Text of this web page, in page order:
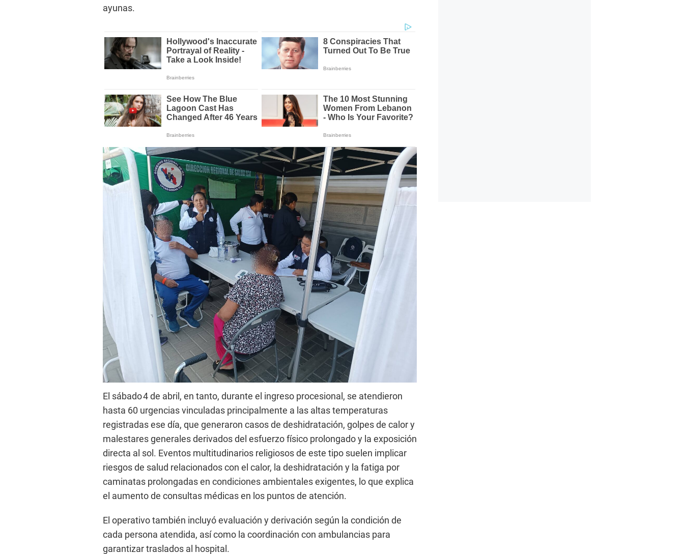
ayunas.
El sábado 4 de abril, en tanto, durante el ingreso procesional, se atendieron
hasta 60 urgencias vinculadas principalmente a las altas temperaturas
registradas ese día, que generaron casos de deshidratación, golpes de calor y
malestares generales derivados del esfuerzo físico prolongado y la exposición
directa al sol. Eventos multitudinarios religiosos de este tipo suelen implicar
riesgos de salud relacionados con el calor, la deshidratación y la fatiga por
caminatas prolongadas en condiciones ambientales exigentes, lo que explica
el aumento de consultas médicas en los puntos de atención.
El operativo también incluyó evaluación y derivación según la condición de
cada persona atendida, así como la coordinación con ambulancias para
garantizar traslados al hospital.